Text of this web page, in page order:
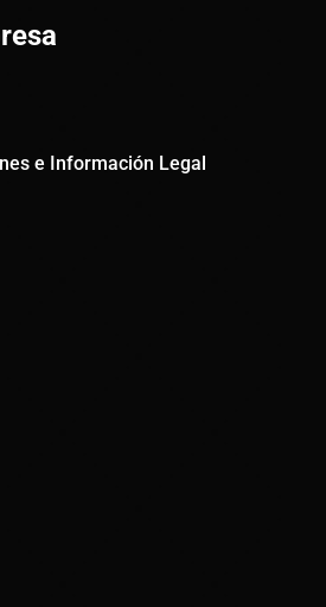
e Información Legal